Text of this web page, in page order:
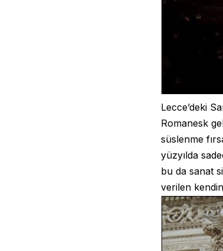
Lecce’deki
Romanesk
süslenme
yüzyılda
bu da sanat
verilen